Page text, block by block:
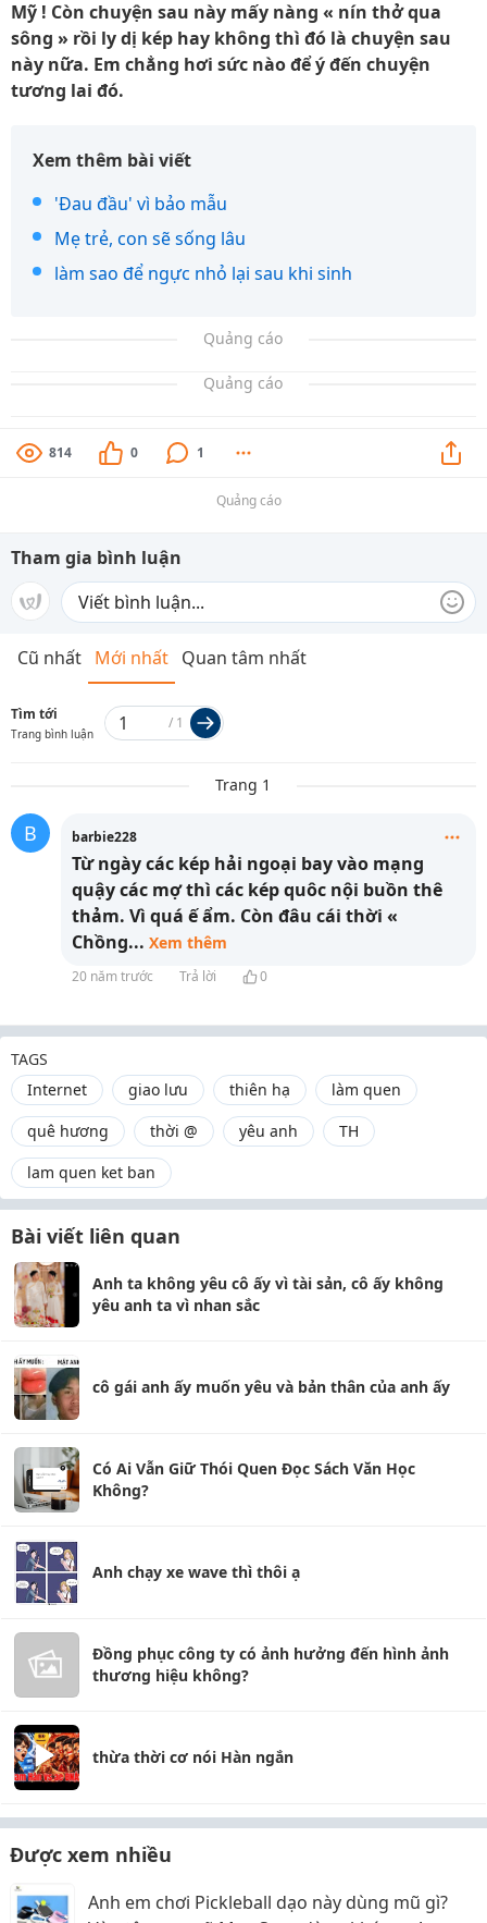
Mỹ ! Còn chuyện sau này mấy nàng « nín thở qua
sông » rồi ly dị kép hay không thì đó là chuyện sau
này nữa. Em chẳng hơi sức nào để ý đến chuyện
tương lai đó.
Xem thêm bài viết
'Đau đầu' vì bảo mẫu
Mẹ trẻ, con sẽ sống lâu
làm sao để ngực nhỏ lại sau khi sinh
Quảng cáo
Quảng cáo
814 0 1
Quảng cáo
Tham gia bình luận
Cũ nhất Mới nhất Quan tâm nhất
Tìm tới
Trang bình luận
/ 1
Trang 1
B barbie228
Từ ngày các kép hải ngoại bay vào mạng
quậy các mợ thì các kép quôc nội buồn thê
thảm. Vì quá ế ẩm. Còn đâu cái thời «
Chồng... Xem thêm
20 năm trước Trả lời 0
TAGS
Internet
giao lưu thiên hạ
làm quen
quê hương
thời @ yêu anh
TH
lam quen ket ban
Bài viết liên quan
Anh ta không yêu cô ấy vì tài sản, cô ấy không
yêu anh ta vì nhan sắc
cô gái anh ấy muốn yêu và bản thân của anh ấy
Có Ai Vẫn Giữ Thói Quen Đọc Sách Văn Học
Không?
Anh chạy xe wave thì thôi ạ
Đồng phục công ty có ảnh hưởng đến hình ảnh
thương hiệu không?
thừa thời cơ nói Hàn ngắn
Được xem nhiều
Anh em chơi Pickleball dạo này dùng mũ gì?